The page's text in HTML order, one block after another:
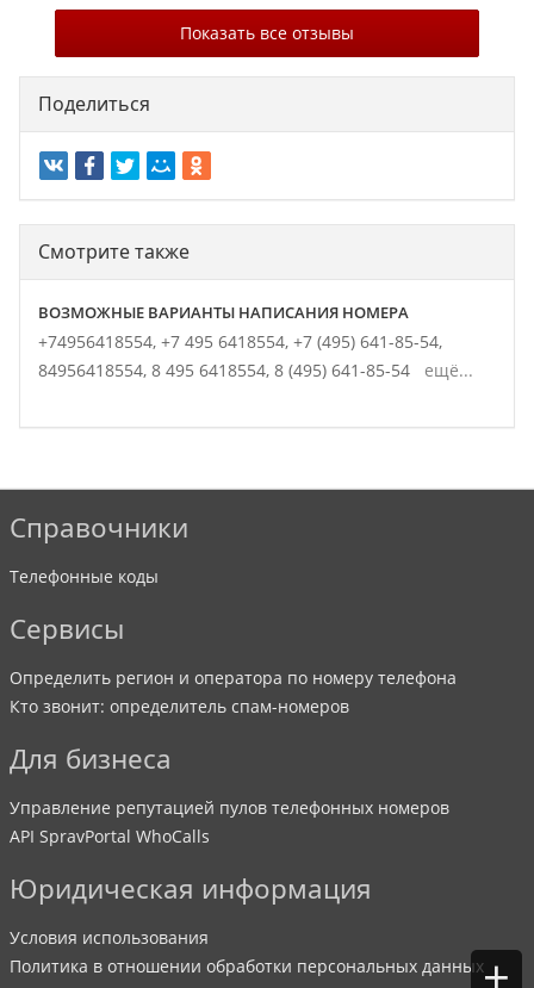
Показать все отзывы
Поделиться
Смотрите также
ВОЗМОЖНЫЕ ВАРИАНТЫ НАПИСАНИЯ НОМЕРА
+74956418554, +7 495 6418554, +7 (495) 641-85-54,
84956418554, 8 495 6418554, 8 (495) 641-85-54 ещё...
Справочники
Телефонные коды
Сервисы
Определить регион и оператора по номеру телефона
Кто звонит: определитель спам-номеров
Для бизнеса
Управление репутацией пулов телефонных номеров
API SpravPortal WhoCalls
Юридическая информация
Условия использования
Политика в отношении обработки персональных данных